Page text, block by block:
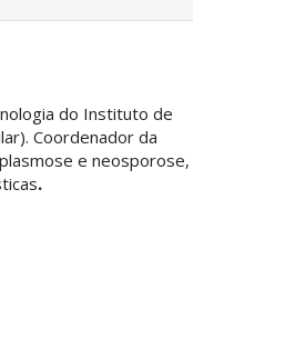
do Instituto de
Coordenador da
e neosporose,
.